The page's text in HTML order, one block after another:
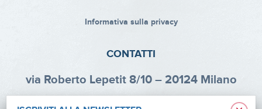
Informativa sulla privacy
CONTATTI
via Roberto Lepetit 8/10 – 20124 Milano